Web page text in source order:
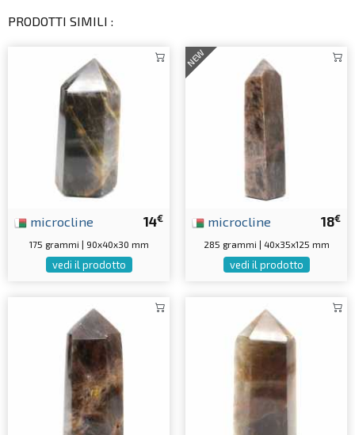
PRODOTTI SIMILI :
14€
microcline
175 grammi | 90x40x30 mm
vedi il prodotto
NEW
18€
microcline
285 grammi | 40x35x125 mm
vedi il prodotto